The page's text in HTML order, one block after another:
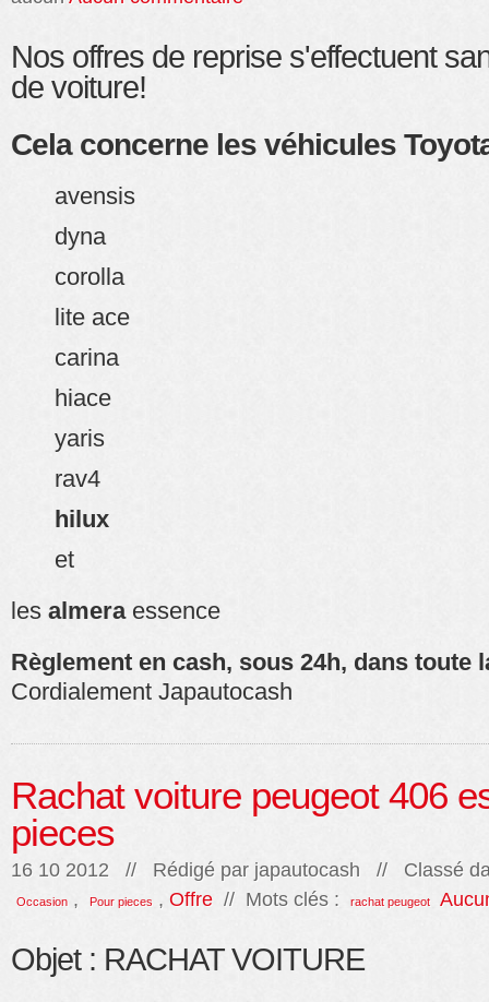
Nos offres de reprise s'effectuent
de voiture!
Cela concerne les véhicules
avensis
dyna
corolla
lite ace
carina
hiace
yaris
rav4
hilux
et
les almeraessence
Règlement en cash, sous 24h, dans toute
Cordialement Japautocash
Rachat voiture peugeot 406
pieces
16 10 2012 // Rédigé par japautocash // Classé
Occasion , Pour pieces , Offre // Mots clés : rachat peugeot
Objet : RACHAT VOITURE